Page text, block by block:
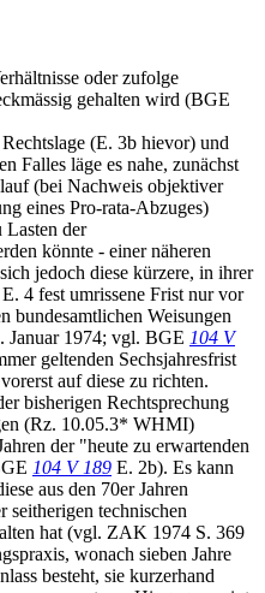
oder zufolge
gehalten wird (BGE
(E. 3b hievor) und
Falles läge es nahe, zunächst
(bei Nachweis objektiver
eines Pro-rata-Abzuges)
Lasten der
könnte - einer näheren
jedoch diese kürzere, in ihrer
4 fest umrissene Frist nur vor
bundesamtlichen Weisungen
1974; vgl. BGE 104 V
geltenden Sechsjahresfrist
auf diese zu richten.
bisherigen Rechtsprechung
(Rz. 10.05.3* WHMI)
der "heute zu erwartenden
104 V 189 E. 2b). Es kann
aus den 70er Jahren
seitherigen technischen
hat (vgl. ZAK 1974 S. 369
wonach sieben Jahre
besteht, sie kurzerhand